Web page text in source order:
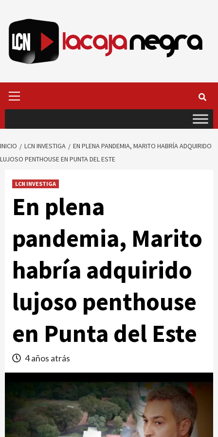
contenido
primario
INICIO LCN INVESTIGA
EN PLENA PANDEMIA, MARITO HABRÍA ADQUIRIDO
LUJOSO PENTHOUSE EN PUNTA DEL ESTE
LCN INVESTIGA
En plena
pandemia, Marito
habría adquirido
lujoso penthouse
en Punta del Este
4 años atrás